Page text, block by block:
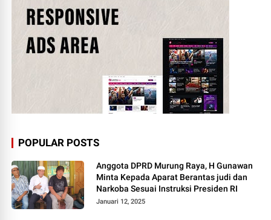
POPULAR POSTS
Anggota DPRD Murung Raya, H Gunawan
Minta Kepada Aparat Berantas judi dan
Narkoba Sesuai Instruksi Presiden RI
Januari 12, 2025